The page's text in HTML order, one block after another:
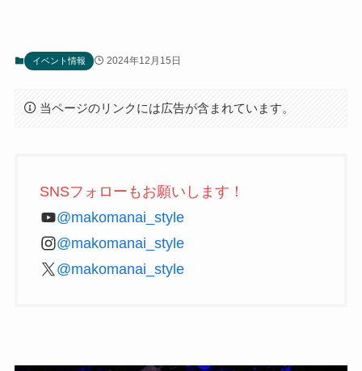
イベント情報 2024年12月15日
当ページのリンクには広告が含まれています。
SNSフォローもお願いします！
@makomanai_style
@makomanai_style
@makomanai_style